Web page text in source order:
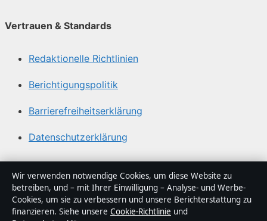
Vertrauen & Standards
Redaktionelle Richtlinien
Berichtigungspolitik
Barrierefreiheitserklärung
Datenschutzerklärung
Über Lagepunkt in Kürze
Lagepunkt ist ein unabhängiger digitaler
Nachrichtenanbieter mit Fokus auf Politik, Wirtschaft,
Wir verwenden notwendige Cookies, um diese Website zu
betreiben, und – mit Ihrer Einwilligung – Analyse- und Werbe-
Cookies, um sie zu verbessern und unsere Berichterstattung zu
finanzieren. Siehe unsere Cookie-Richtlinie und